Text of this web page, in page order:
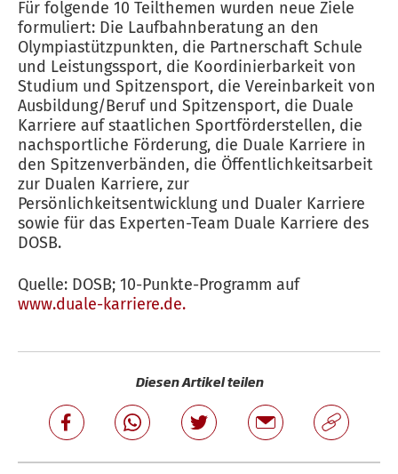
Für folgende 10 Teilthemen wurden neue Ziele
formuliert: Die Laufbahnberatung an den
Olympiastützpunkten, die Partnerschaft Schule
und Leistungssport, die Koordinierbarkeit von
Studium und Spitzensport, die Vereinbarkeit von
Ausbildung/Beruf und Spitzensport, die Duale
Karriere auf staatlichen Sportförderstellen, die
nachsportliche Förderung, die Duale Karriere in
den Spitzenverbänden, die Öffentlichkeitsarbeit
zur Dualen Karriere, zur
Persönlichkeitsentwicklung und Dualer Karriere
sowie für das Experten-Team Duale Karriere des
DOSB.
Quelle: DOSB; 10-Punkte-Programm auf
www.duale-karriere.de.
Diesen Artikel teilen